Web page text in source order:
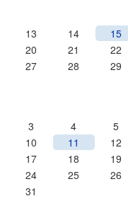
13
14 15
20
21 22
27
28 29
3
4 5
10
11 12
17
18 19
24
25 26
31